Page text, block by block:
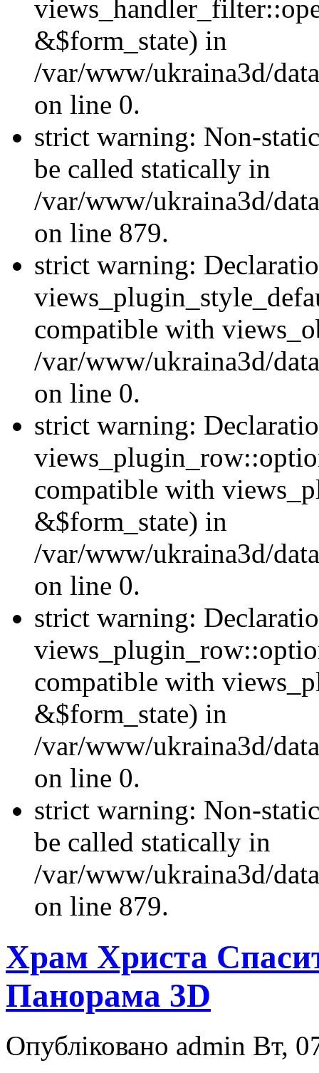
&$form_state) in
/var/www/ukraina3d/
on line 0.
strict warning: Non-
be called statically in
/var/www/ukraina3d/
on line 879.
strict warning:
compatible with
/var/www/ukraina3d/
on line 0.
strict warning:
compatible with
&$form_state) in
/var/www/ukraina3d/
on line 0.
strict warning:
compatible with
&$form_state) in
/var/www/ukraina3d/
on line 0.
strict warning: Non-
be called statically in
/var/www/ukraina3d/
on line 879.
Храм Христа
Панорама 3D
Опубліковано admin Вт,